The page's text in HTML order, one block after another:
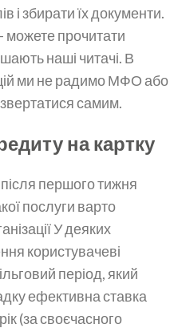
і збирати їх документи.
можете прочитати
наші читачі. В
ми не радимо МФО або
самим.
на картку
першого тижня
послуги варто
У деяких
користувачеві
період, який
ефективна ставка
(за своєчасного